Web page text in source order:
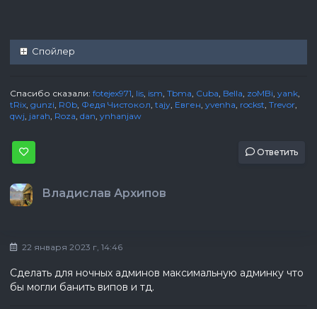
Спойлер
Спасибо сказали: fotejex971, lis, ism, Tbma, Cuba, Bella, zoMBi, yank,
tRix, gunzi, R0b, Федя Чистокол, tajy, Евген, yvenha, rockst, Trevor,
qwj, jarah, Roza, dan, ynhanjaw
Ответить
Владислав Архипов
22 января 2023 г, 14:46
Сделать для ночных админов максимальную админку что
бы могли банить випов и тд.